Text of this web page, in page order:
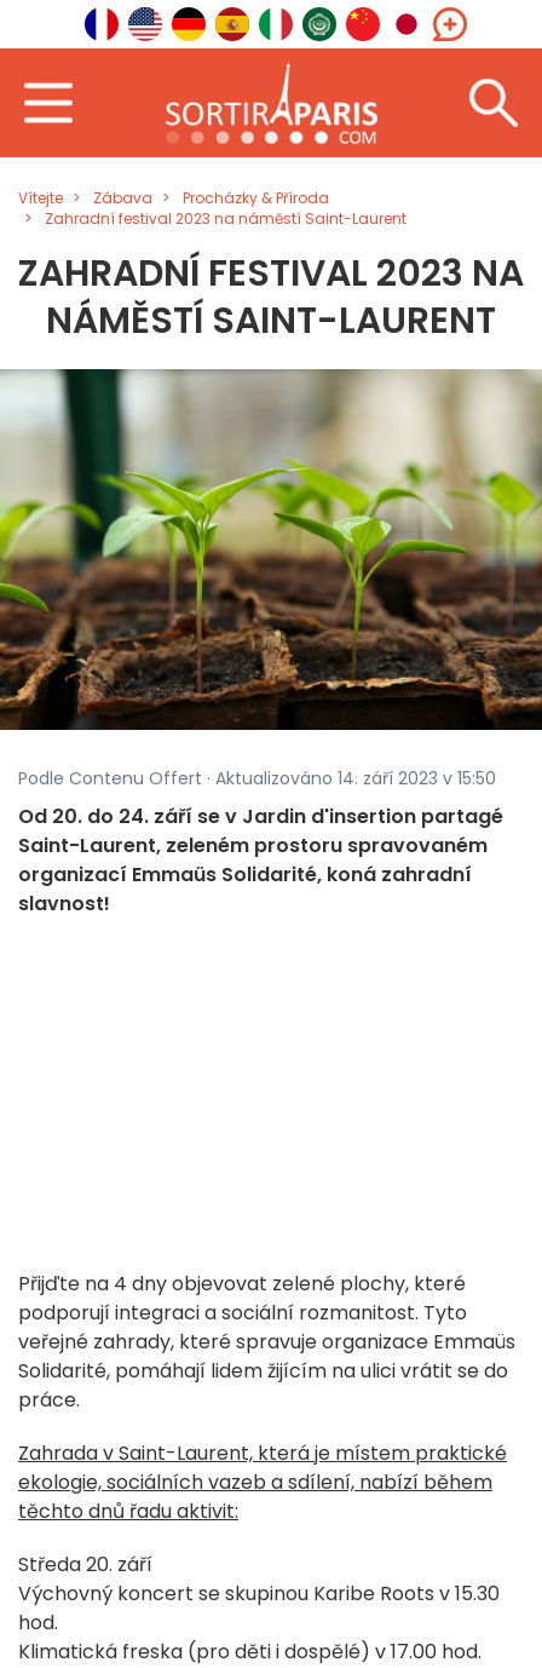
Vítejte Zábava
Procházky & Příroda
Zahradní festival 2023 na náměstí Saint-Laurent
ZAHRADNÍ FESTIVAL 2023 NA
NÁMĚSTÍ SAINT-LAURENT
Podle Contenu Offert · Aktualizováno 14. září 2023 v 15:50
Od 20. do 24. září se v Jardin d'insertion partagé
Saint-Laurent, zeleném prostoru spravovaném
organizací Emmaüs Solidarité, koná zahradní
slavnost!
Přijďte na 4 dny objevovat zelené plochy, které
podporují integraci a sociální rozmanitost. Tyto
veřejné zahrady, které spravuje organizace Emmaüs
Solidarité, pomáhají lidem žijícím na ulici vrátit se do
práce.
Zahrada v Saint-Laurent, která je místem praktické
ekologie, sociálních vazeb a sdílení, nabízí během
těchto dnů řadu aktivit:
Středa 20. září
Výchovný koncert se skupinou Karibe Roots v 15.30
hod.
Klimatická freska (pro děti i dospělé) v 17.00 hod.